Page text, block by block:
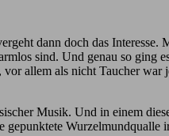
dann doch das Interesse.
sind. Und genau so ging
allem als nicht Taucher war
Musik. Und in einem
gepunktete Wurzelmundqualle